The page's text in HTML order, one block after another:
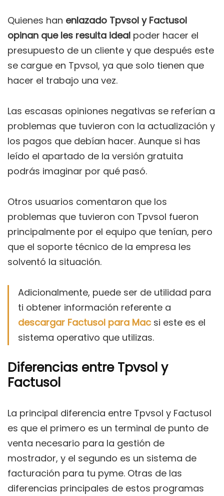
Quienes han enlazado Tpvsol y Factusol
opinan que les resulta ideal poder hacer el
presupuesto de un cliente y que después este
se cargue en Tpvsol, ya que solo tienen que
hacer el trabajo una vez.
Las escasas opiniones negativas se referían a
problemas que tuvieron con la actualización y
los pagos que debían hacer. Aunque si has
leído el apartado de la versión gratuita
podrás imaginar por qué pasó.
Otros usuarios comentaron que los
problemas que tuvieron con Tpvsol fueron
principalmente por el equipo que tenían, pero
que el soporte técnico de la empresa les
solventó la situación.
Adicionalmente, puede ser de utilidad para
ti obtener información referente a
descargar Factusol para Mac si este es el
sistema operativo que utilizas.
Diferencias entre Tpvsol y
Factusol
La principal diferencia entre Tpvsol y Factusol
es que el primero es un terminal de punto de
venta necesario para la gestión de
mostrador, y el segundo es un sistema de
facturación para tu pyme. Otras de las
diferencias principales de estos programas